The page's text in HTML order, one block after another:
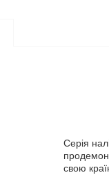
Серія
свою